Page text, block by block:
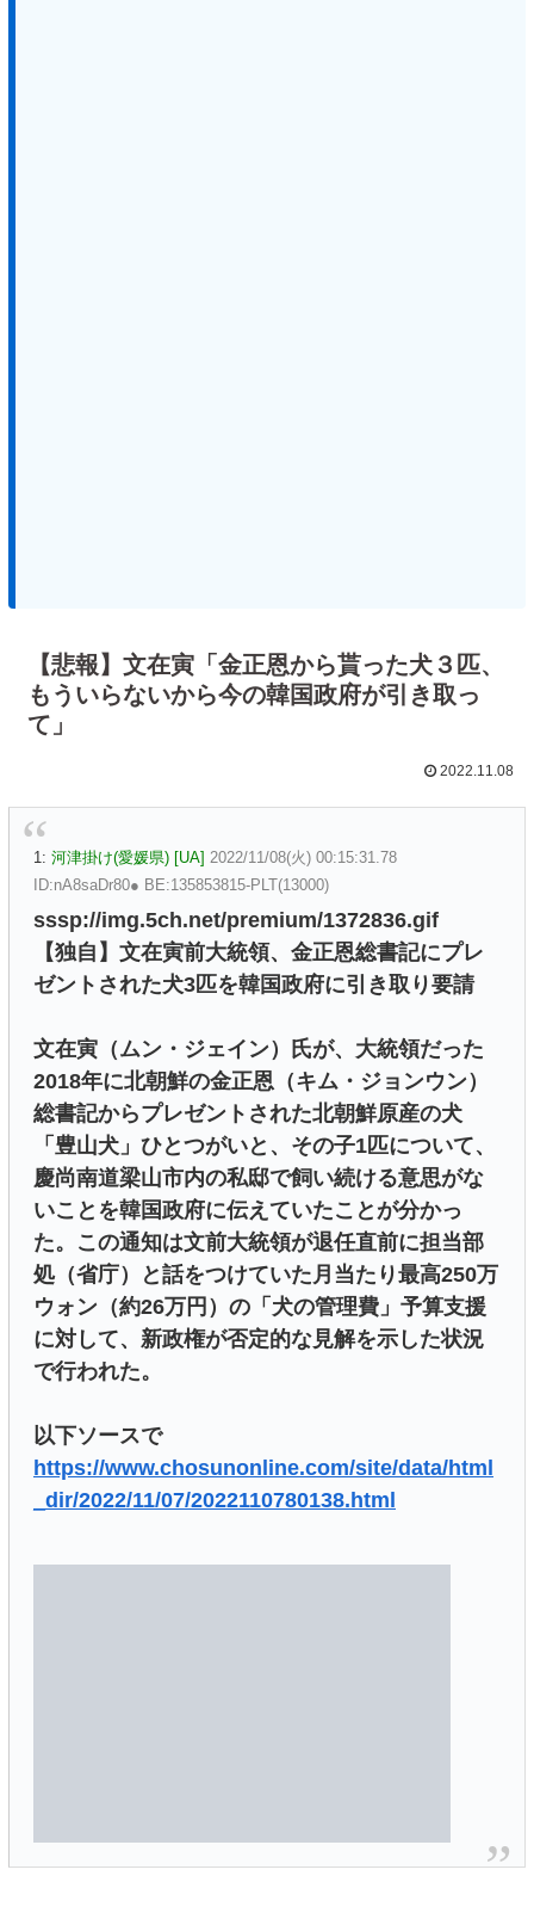
【悲報】文在寅「金正恩から貰った犬３匹、
もういらないから今の韓国政府が引き取っ
て」
2022.11.08
1: 河津掛け(愛媛県) [UA] 2022/11/08(火) 00:15:31.78
ID:nA8saDr80● BE:135853815-PLT(13000)
sssp://img.5ch.net/premium/1372836.gif
【独自】文在寅前大統領、金正恩総書記にプレ
ゼントされた犬3匹を韓国政府に引き取り要請
文在寅（ムン・ジェイン）氏が、大統領だった
2018年に北朝鮮の金正恩（キム・ジョンウン）
総書記からプレゼントされた北朝鮮原産の犬
「豊山犬」ひとつがいと、その子1匹について、
慶尚南道梁山市内の私邸で飼い続ける意思がな
いことを韓国政府に伝えていたことが分かっ
た。この通知は文前大統領が退任直前に担当部
処（省庁）と話をつけていた月当たり最高250万
ウォン（約26万円）の「犬の管理費」予算支援
に対して、新政権が否定的な見解を示した状況
で行われた。
以下ソースで
https://www.chosunonline.com/site/data/html
_dir/2022/11/07/2022110780138.html